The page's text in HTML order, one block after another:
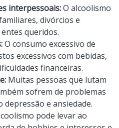
interpessoais:O alcoolismo
divórcios e
queridos.
O consumo excessivo de
excessivos com bebidas,
financeiras.
Muitas pessoas que lutam
sofrem de problemas
depressão e ansiedade.
pode levar ao